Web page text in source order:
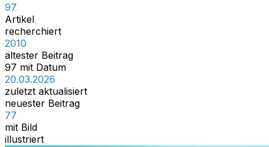
97
Artikel
recherchiert
2010
ältester Beitrag
97 mit Datum
20.03.2026
zuletzt aktualisiert
neuester Beitrag
77
mit Bild
illustriert